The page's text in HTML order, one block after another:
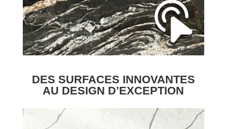
DES SURFACES INNOVANTES
AU DESIGN D’EXCEPTION